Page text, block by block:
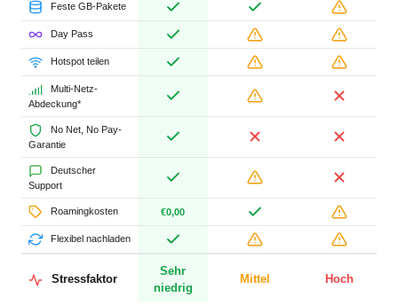
Feste GB-Pakete
Day Pass
Hotspot teilen
Multi-Netz-
Abdeckung*
No Net, No Pay-
Garantie
Deutscher
Support
Roamingkosten €0,00
Flexibel nachladen
Stressfaktor
Sehr
niedrig
Mittel Hoch